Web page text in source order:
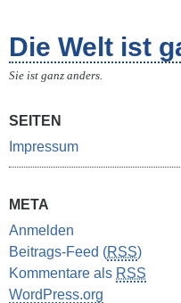
Die Welt ist
Sie ist ganz anders.
SEITEN
Impressum
META
Anmelden
Beitrags-Feed (RSS)
Kommentare als RSS
WordPress.org